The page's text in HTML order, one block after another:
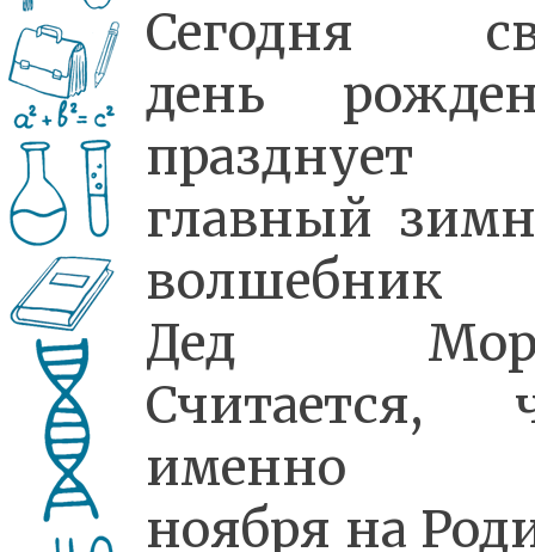
Сегодня
день
празднует
главный
Дед
Считается,
именно
ноября на